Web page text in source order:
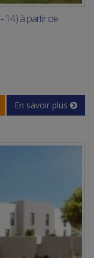
14) à partir de
En savoir plus